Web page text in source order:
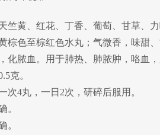
竺黄、红花、丁香、葡萄、甘草、力
棕色至棕红色水丸；气微香，味甜、
化脓血。用于肺热、肺脓肿，咯血，
克。
次4丸，一日2次，研碎后服用。
。
。